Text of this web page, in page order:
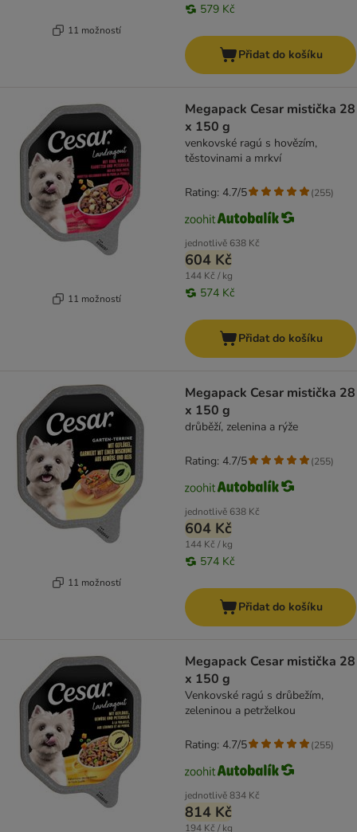
11 možností
579 Kč
Přidat do košíku
11 možností
Megapack Cesar mistička 28
x 150 g
venkovské ragú s hovězím,
těstovinami a mrkví
jednotlivě 638 Kč
604 Kč
144 Kč / kg
574 Kč
Rating: 4.7/5 (255)
Přidat do košíku
11 možností
Megapack Cesar mistička 28
x 150 g
drůběží, zelenina a rýže
jednotlivě 638 Kč
604 Kč
144 Kč / kg
574 Kč
Rating: 4.7/5 (255)
Přidat do košíku
Megapack Cesar mistička 28
x 150 g
Venkovské ragú s drůbežím,
zeleninou a petrželkou
jednotlivě834 Kč
814 Kč
194 Kč / kg
Rating: 4.7/5 (255)